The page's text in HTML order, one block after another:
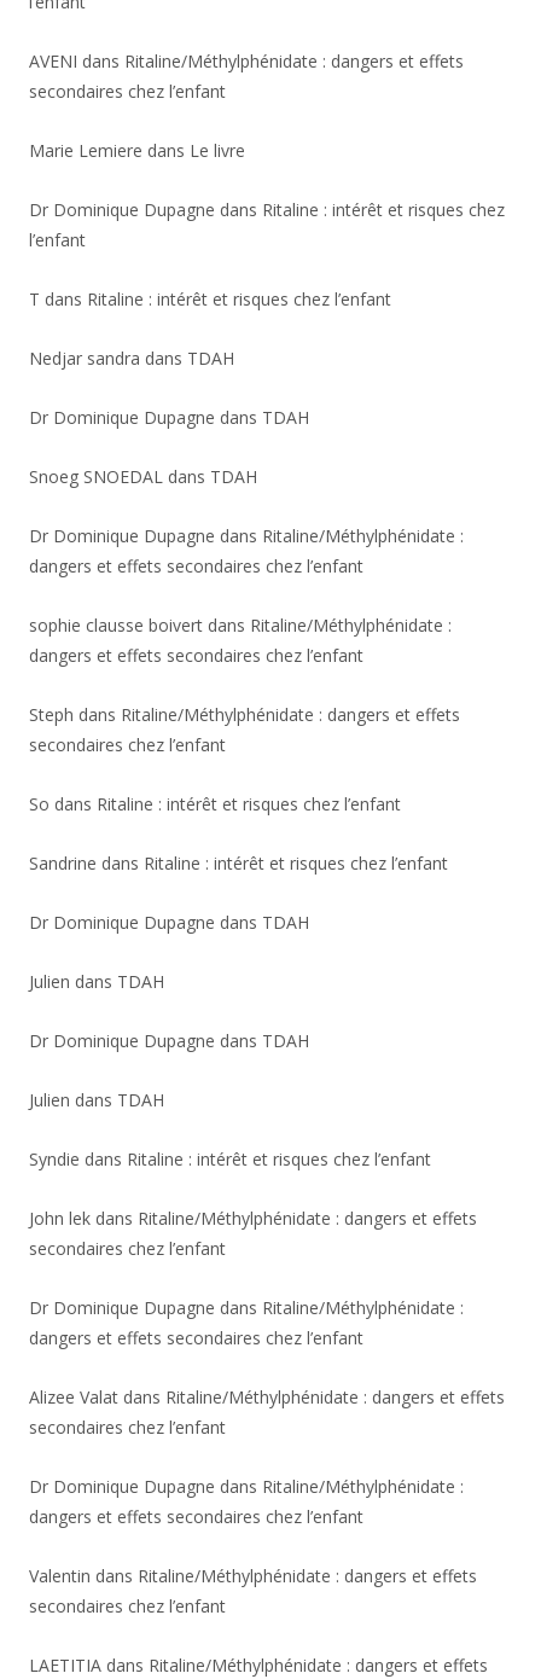
AVENI dans Ritaline/Méthylphénidate : dangers et effets
secondaires chez l’enfant
Marie Lemiere dans Le livre
Dr Dominique Dupagne dans Ritaline : intérêt et risques chez
l’enfant
T dans Ritaline : intérêt et risques chez l’enfant
Nedjar sandra dans TDAH
Dr Dominique Dupagne dans TDAH
Snoeg SNOEDAL dans TDAH
Dr Dominique Dupagne dans Ritaline/Méthylphénidate :
dangers et effets secondaires chez l’enfant
sophie clausse boivert dans Ritaline/Méthylphénidate :
dangers et effets secondaires chez l’enfant
Steph dans Ritaline/Méthylphénidate : dangers et effets
secondaires chez l’enfant
So dans Ritaline : intérêt et risques chez l’enfant
Sandrine dans Ritaline : intérêt et risques chez l’enfant
Dr Dominique Dupagne dans TDAH
Julien dans TDAH
Dr Dominique Dupagne dans TDAH
Julien dans TDAH
Syndie dans Ritaline : intérêt et risques chez l’enfant
John lek dans Ritaline/Méthylphénidate : dangers et effets
secondaires chez l’enfant
Dr Dominique Dupagne dans Ritaline/Méthylphénidate :
dangers et effets secondaires chez l’enfant
Alizee Valat dans Ritaline/Méthylphénidate : dangers et effets
secondaires chez l’enfant
Dr Dominique Dupagne dans Ritaline/Méthylphénidate :
dangers et effets secondaires chez l’enfant
Valentin dans Ritaline/Méthylphénidate : dangers et effets
secondaires chez l’enfant
LAETITIA dans Ritaline/Méthylphénidate : dangers et effets